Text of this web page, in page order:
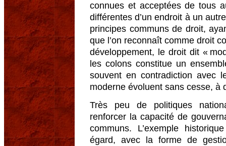
connues et acceptées de tous
différentes d’un endroit à un
principes communs de droit,
que l’on reconnaît comme droit
développement, le droit dit «
les colons constitue un
souvent en contradiction avec
moderne évoluent sans cesse, à
Très peu de politiques
renforcer la capacité de
communs. L’exemple
égard, avec la forme de